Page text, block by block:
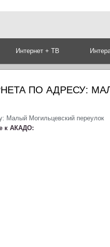
Интернет + ТВ
ПО АДРЕСУ:
Малый Могильцевский переулок
к АКАДО: